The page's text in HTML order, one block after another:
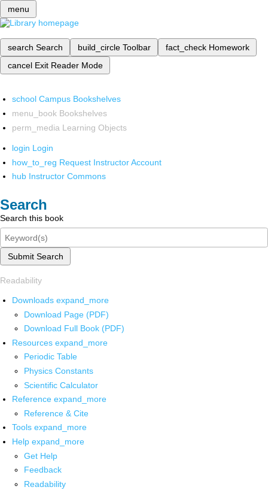
menu
search Search build_circle Toolbar fact_check Homework
cancel Exit Reader Mode
school Campus Bookshelves
menu_book Bookshelves
perm_media Learning Objects
login Login
how_to_reg Request Instructor Account
hub Instructor Commons
Search
Search this book
Submit Search
Readability
Downloads expand_more
Download Page (PDF)
Download Full Book (PDF)
Resources expand_more
Periodic Table
Physics Constants
Scientific Calculator
Reference expand_more
Reference & Cite
Tools expand_more
Help expand_more
Get Help
Feedback
Readability